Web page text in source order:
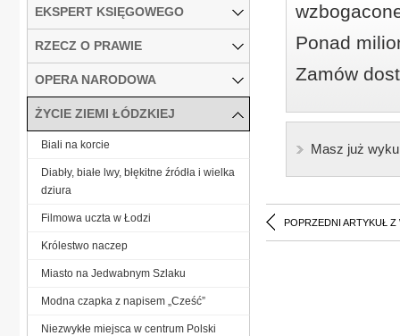
Ponad
Zamów
Masz już
POPRZEDNI ARTYKUŁ Z
EKSPERT KSIĘGOWEGO
RZECZ O PRAWIE
OPERA NARODOWA
ŻYCIE ZIEMI ŁÓDZKIEJ
Biali na korcie
Diabły, białe lwy, błękitne źródła i wielka
dziura
Filmowa uczta w Łodzi
Królestwo naczep
Miasto na Jedwabnym Szlaku
Modna czapka z napisem „Cześć”
Niezwykłe miejsca w centrum Polski